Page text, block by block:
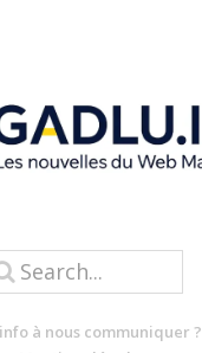
à nous communiquer ?